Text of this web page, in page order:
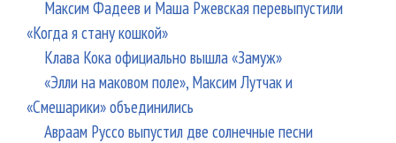
Максим Фадеев и Маша Ржевская перевыпустили
«Когда я стану кошкой»
Клава Кока официально вышла «Замуж»
«Элли на маковом поле», Максим Лутчак и
«Смешарики» объединились
Авраам Руссо выпустил две солнечные песни